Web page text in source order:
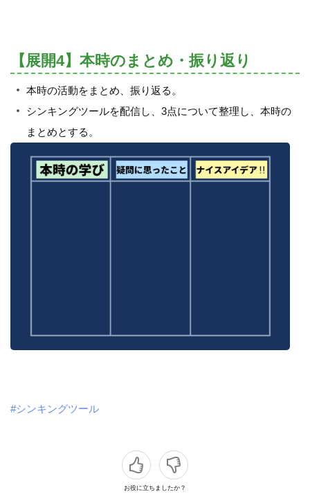
【展開4】本時のまとめ・振り返り
本時の活動をまとめ、振り返る。
シンキングツールを配信し、3点について整理し、本時の
まとめとする。
#シンキングツール
お役に立ちましたか？